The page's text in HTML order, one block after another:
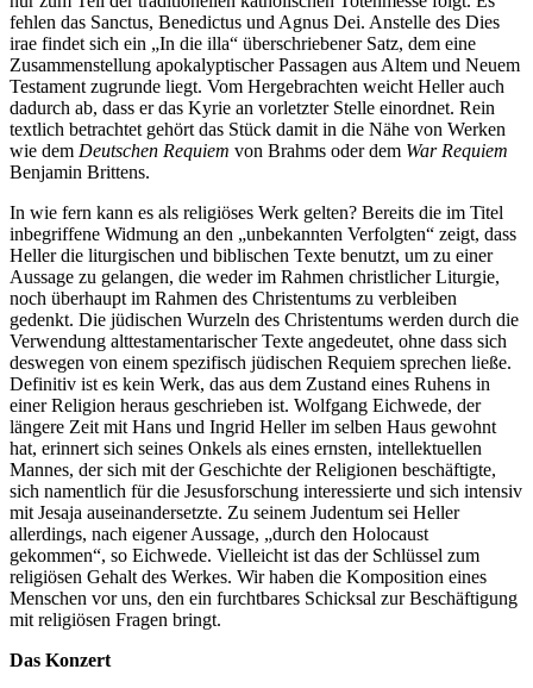
fehlen das Sanctus, Benedictus und Agnus Dei. Anstelle des Dies
irae findet sich ein „In die illa“ überschriebener Satz, dem eine
Zusammenstellung apokalyptischer Passagen aus Altem und Neuem
Testament zugrunde liegt. Vom Hergebrachten weicht Heller auch
dadurch ab, dass er das Kyrie an vorletzter Stelle einordnet. Rein
textlich betrachtet gehört das Stück damit in die Nähe von Werken
wie dem Deutschen Requiem von Brahms oder dem War Requiem
Benjamin Brittens.
In wie fern kann es als religiöses Werk gelten? Bereits die im Titel
inbegriffene Widmung an den „unbekannten Verfolgten“ zeigt, dass
Heller die liturgischen und biblischen Texte benutzt, um zu einer
Aussage zu gelangen, die weder im Rahmen christlicher Liturgie,
noch überhaupt im Rahmen des Christentums zu verbleiben
gedenkt. Die jüdischen Wurzeln des Christentums werden durch die
Verwendung alttestamentarischer Texte angedeutet, ohne dass sich
deswegen von einem spezifisch jüdischen Requiem sprechen ließe.
Definitiv ist es kein Werk, das aus dem Zustand eines Ruhens in
einer Religion heraus geschrieben ist. Wolfgang Eichwede, der
längere Zeit mit Hans und Ingrid Heller im selben Haus gewohnt
hat, erinnert sich seines Onkels als eines ernsten, intellektuellen
Mannes, der sich mit der Geschichte der Religionen beschäftigte,
sich namentlich für die Jesusforschung interessierte und sich intensiv
mit Jesaja auseinandersetzte. Zu seinem Judentum sei Heller
allerdings, nach eigener Aussage, „durch den Holocaust
gekommen“, so Eichwede. Vielleicht ist das der Schlüssel zum
religiösen Gehalt des Werkes. Wir haben die Komposition eines
Menschen vor uns, den ein furchtbares Schicksal zur Beschäftigung
mit religiösen Fragen bringt.
Das Konzert